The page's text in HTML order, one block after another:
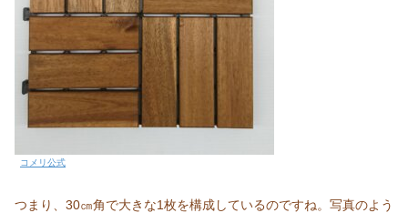
コメリ公式
つまり、30㎝角で大きな1枚を構成しているのですね。写真のよう